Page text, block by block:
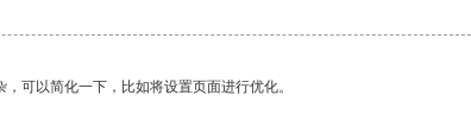
可以简化一下，比如将设置页面进行优化。